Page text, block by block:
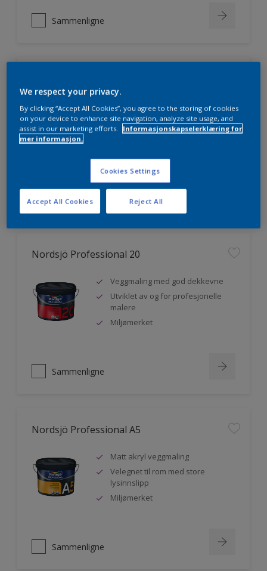
Sammenligne
Utmerket dekkevne
Lett å påføre og fordele
Jevnere og finere finish, også i
Nordsjö Professional 20
Veggmaling med god dekkevne
Utviklet av og for profesjonelle
malere
Miljømerket
Sammenligne
Nordsjö Professional A5
Matt akryl veggmaling
Velegnet til rom med store
lysinnslipp
Miljømerket
Sammenligne
We respect your privacy.
By clicking “Accept All Cookies”, you agree to the storing of cookies
on your device to enhance site navigation, analyze site usage, and
assist in our marketing efforts.
Informasjonskapselerklæring for
mer informasjon.
Cookies Settings
Reject All
Accept All Cookies